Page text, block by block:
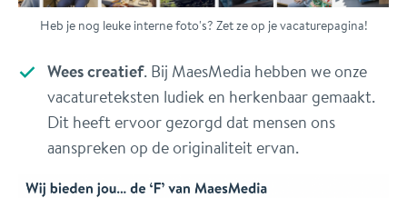
Heb je nog leuke interne foto's? Zet ze op je vacaturepagina!
Wees creatief. Bij MaesMedia hebben we onze
vacatureteksten ludiek en herkenbaar gemaakt.
Dit heeft ervoor gezorgd dat mensen ons
aanspreken op de originaliteit ervan.